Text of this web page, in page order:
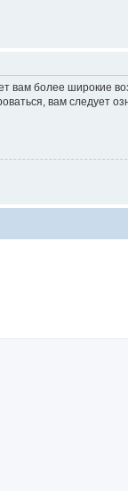
вам более широкие
вам следует